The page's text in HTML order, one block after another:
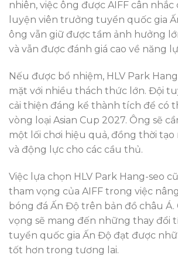
nhiên, việc ông được AIFF cân
luyện viên trưởng tuyển quốc gia
ông vẫn giữ được tầm ảnh hưởng
và vẫn được đánh giá cao về năng
Nếu được bổ nhiệm, HLV Park
mặt với nhiều thách thức lớn. Đội
cải thiện đáng kể thành tích để có
vòng loại Asian Cup 2027. Ông sẽ
một lối chơi hiệu quả, đồng thời tạo
và động lực cho các cầu thủ.
Việc lựa chọn HLV Park Hang-seo
tham vọng của AIFF trong việc
bóng đá Ấn Độ trên bản đồ châu
vọng sẽ mang đến những thay đổi
tuyển quốc gia Ấn Độ đạt được
tốt hơn trong tương lai.